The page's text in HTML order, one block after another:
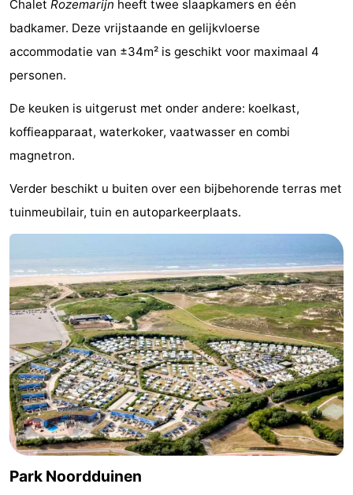
Noordduinen
Duinrell
Last
Zien
&
doen
Bezienswaardigheden
-
Musea
-
Monumenten
-
Uitkijkpunten
Attracties
Rondvaarten
-
Speeltuinen
-
Binnenspeeltuinen
-
Experiences
Wellness
Chalet Rozemarijn heeft twee slaapkamers en één
badkamer. Deze vrijstaande en gelijkvloerse
accommodatie van ±34m² is geschikt voor maximaal 4
personen.
De keuken is uitgerust met onder andere: koelkast,
koffieapparaat, waterkoker, vaatwasser en combi
magnetron.
Verder beschikt u buiten over een bijbehorende terras met
tuinmeubilair, tuin en autoparkeerplaats.
Park Noordduinen